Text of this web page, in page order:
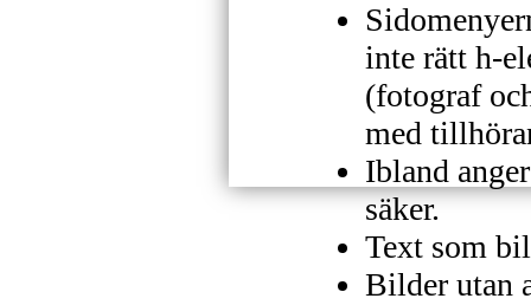
inte rätt h-
(fotograf
med
Ibland
säker.
Text som
Bilder utan